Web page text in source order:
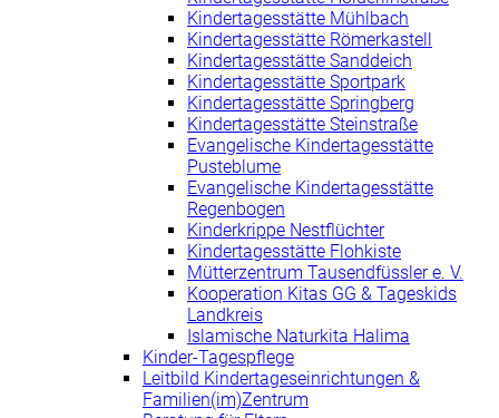
Kindertagesstätte Mühlbach
Kindertagesstätte Römerkastell
Kindertagesstätte Sanddeich
Kindertagesstätte Sportpark
Kindertagesstätte Springberg
Kindertagesstätte Steinstraße
Evangelische Kindertagesstätte
Pusteblume
Evangelische Kindertagesstätte
Regenbogen
Kinderkrippe Nestflüchter
Kindertagesstätte Flohkiste
Mütterzentrum Tausendfüssler e. V.
Kooperation Kitas GG & Tageskids
Landkreis
Islamische Naturkita Halima
Kinder-Tagespflege
Leitbild Kindertageseinrichtungen &
Familien(im)Zentrum